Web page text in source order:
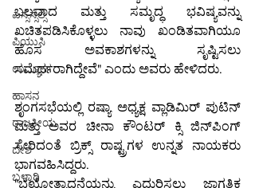
ಎಸ್ಸೆಸ್ಸೆಲ್ಸಿ
ಪಿಯುಸಿ
ಉದ್ಯೋಗ
ಹಾಸನ
ರಾಜಕೀಯ
ದೇಶ
ಬಳ್ಳಾರಿ
ಬಲವಾದ ಮತ್ತು ಸಮೃದ್ಧ ಭವಿಷ್ಯವನ್ನು
ಖಚಿತಪಡಿಸಿಕೊಳ್ಳಲು ನಾವು ಖಂಡಿತವಾಗಿಯೂ
ಹೊಸ ಅವಕಾಶಗಳನ್ನು ಸೃಷ್ಟಿಸಲು
ಸಮರ್ಥರಾಗಿದ್ದೇವೆ" ಎಂದು ಅವರು ಹೇಳಿದರು.
ಶೃಂಗಸಭೆಯಲ್ಲಿ ರಷ್ಯಾ ಅಧ್ಯಕ್ಷ ವ್ಲಾಡಿಮಿರ್ ಪುಟಿನ್
ಮತ್ತು ಅವರ ಚೀನಾ ಕೌಂಟರ್ ಕ್ಸಿ ಜಿನ್‌ಪಿಂಗ್
ಸೇರಿದಂತೆ ಬ್ರಿಕ್ಸ್ ರಾಷ್ಟ್ರಗಳ ಉನ್ನತ ನಾಯಕರು
ಭಾಗವಹಿಸಿದ್ದರು.
"ಭಯೋತ್ಪಾದನೆಯನ್ನು ಎದುರಿಸಲು ಜಾಗತಿಕ